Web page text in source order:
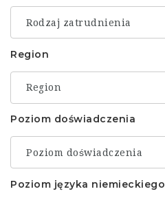
Region
Poziom doświadczenia
Poziom języka niemieckiego